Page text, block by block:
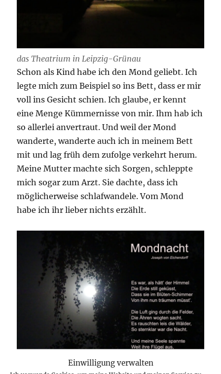
Einwilligung verwalten
das Theatrium in Leipzig-Grünau
Schon als Kind habe ich den Mond geliebt. Ich
legte mich zum Beispiel so ins Bett, dass er mir
voll ins Gesicht schien. Ich glaube, er kennt
eine Menge Kümmernisse von mir. Ihm hab ich
so allerlei anvertraut. Und weil der Mond
wanderte, wanderte auch ich in meinem Bett
mit und lag früh dem zufolge verkehrt herum.
Meine Mutter machte sich Sorgen, schleppte
mich sogar zum Arzt. Sie dachte, dass ich
möglicherweise schlafwandele. Vom Mond
habe ich ihr lieber nichts erzählt.